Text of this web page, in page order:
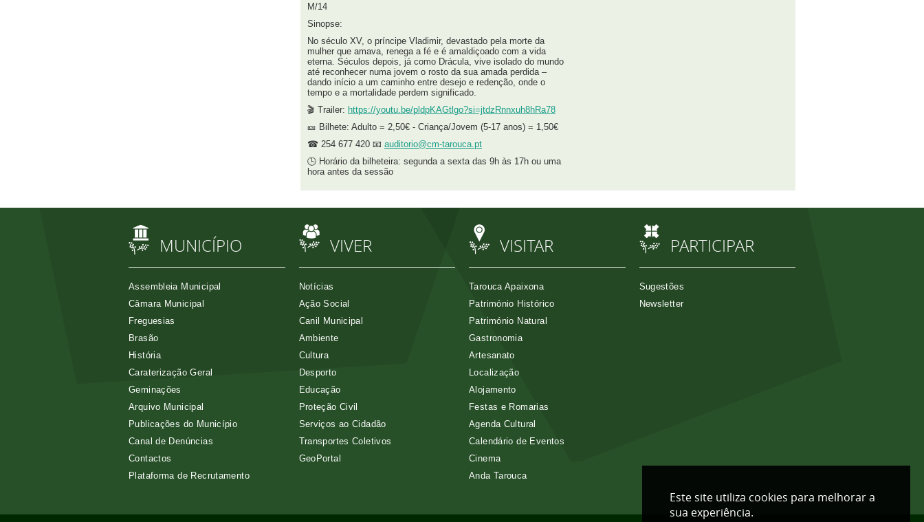
M/14
Sinopse:
No século XV, o príncipe Vladimir, devastado pela morte da
mulher que amava, renega a fé e é amaldiçoado com a vida
eterna. Séculos depois, já como Drácula, vive isolado do mundo
até reconhecer numa jovem o rosto da sua amada perdida –
dando início a um caminho entre desejo e redenção, onde o
tempo e a mortalidade perdem significado.
🎬 Trailer: https://youtu.be/pldpKAGtlgo?si=jtdzRnnxuh8hRa78
🎫 Bilhete: Adulto = 2,50€ - Criança/Jovem (5-17 anos) = 1,50€
☎ 254 677 420 📧 auditorio@cm-tarouca.pt
🕒 Horário da bilheteira: segunda a sexta das 9h às 17h ou uma
hora antes da sessão
MUNICÍPIO
Assembleia Municipal
Câmara Municipal
Freguesias
Brasão
História
Caraterização Geral
Geminações
Arquivo Municipal
Publicações do Município
Canal de Denúncias
Contactos
Plataforma de Recrutamento
VIVER
Notícias
Ação Social
Canil Municipal
Ambiente
Cultura
Desporto
Educação
Proteção Civil
Serviços ao Cidadão
Transportes Coletivos
GeoPortal
VISITAR
Tarouca Apaixona
Património Histórico
Património Natural
Gastronomia
Artesanato
Localização
Alojamento
Festas e Romarias
Agenda Cultural
Calendário de Eventos
Cinema
Anda Tarouca
PARTICIPAR
Sugestões
Newsletter
Este site utiliza cookies para melhorar a
sua experiência.